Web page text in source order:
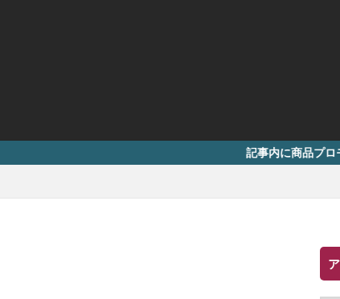
記事内に商品プロモーションを含む場合